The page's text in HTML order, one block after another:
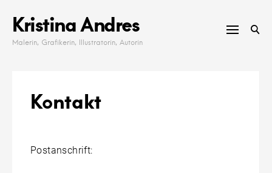
content
Kristina Andres
Malerin, Grafikerin, Illustratorin, Autorin
Kontakt
Postanschrift: